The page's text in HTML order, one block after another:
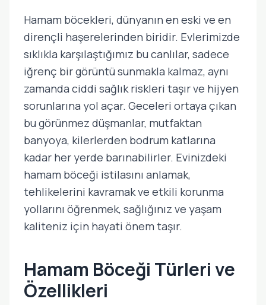
Hamam böcekleri, dünyanın en eski ve en
dirençli haşerelerinden biridir. Evlerimizde
sıklıkla karşılaştığımız bu canlılar, sadece
iğrenç bir görüntü sunmakla kalmaz, aynı
zamanda ciddi sağlık riskleri taşır ve hijyen
sorunlarına yol açar. Geceleri ortaya çıkan
bu görünmez düşmanlar, mutfaktan
banyoya, kilerlerden bodrum katlarına
kadar her yerde barınabilirler. Evinizdeki
hamam böceği istilasını anlamak,
tehlikelerini kavramak ve etkili korunma
yollarını öğrenmek, sağlığınız ve yaşam
kaliteniz için hayati önem taşır.
Hamam Böceği Türleri ve
Özellikleri